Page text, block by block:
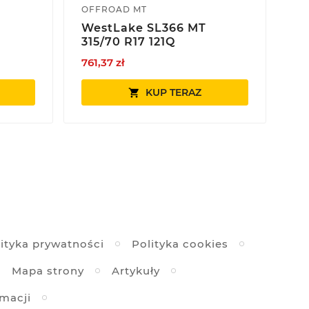
OFFROAD MT
WestLake SL366 MT
315/70 R17 121Q
761,37 zł
 KUP TERAZ
prywatności Polityka cookies
Mapa strony Artykuły